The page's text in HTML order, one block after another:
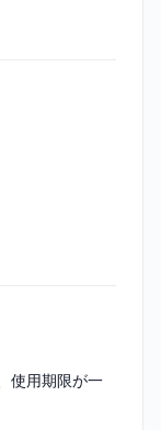
使用期限が一